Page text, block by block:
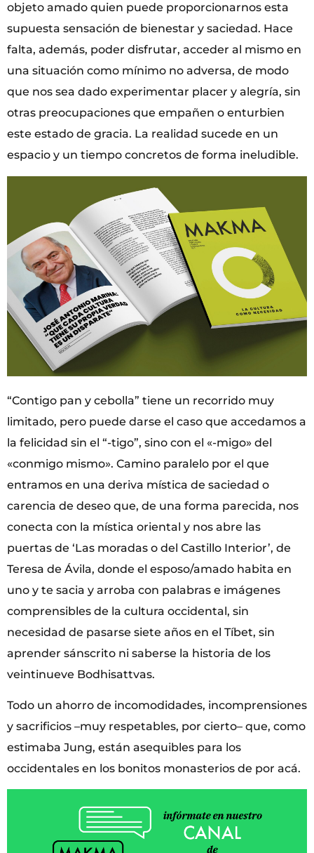
objeto amado quien puede proporcionarnos esta
supuesta sensación de bienestar y saciedad. Hace
falta, además, poder disfrutar, acceder al mismo en
una situación como mínimo no adversa, de modo
que nos sea dado experimentar placer y alegría, sin
otras preocupaciones que empañen o enturbien
este estado de gracia. La realidad sucede en un
espacio y un tiempo concretos de forma ineludible.
“Contigo pan y cebolla” tiene un recorrido muy
limitado, pero puede darse el caso que accedamos a
la felicidad sin el “-tigo”, sino con el «-migo» del
«conmigo mismo». Camino paralelo por el que
entramos en una deriva mística de saciedad o
carencia de deseo que, de una forma parecida, nos
conecta con la mística oriental y nos abre las
puertas de ‘Las moradas o del Castillo Interior’, de
Teresa de Ávila, donde el esposo/amado habita en
uno y te sacia y arroba con palabras e imágenes
comprensibles de la cultura occidental, sin
necesidad de pasarse siete años en el Tíbet, sin
aprender sánscrito ni saberse la historia de los
veintinueve Bodhisattvas.
Todo un ahorro de incomodidades, incomprensiones
y sacrificios –muy respetables, por cierto– que, como
estimaba Jung, están asequibles para los
occidentales en los bonitos monasterios de por acá.